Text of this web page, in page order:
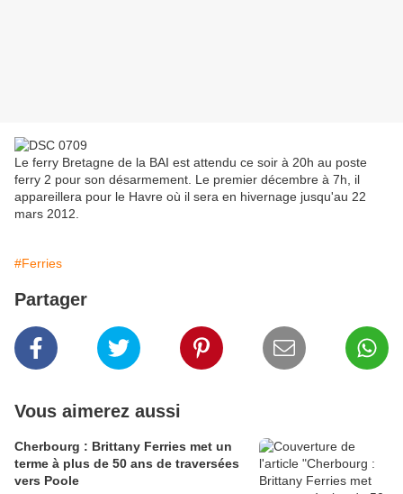
Le ferry Bretagne de la BAI est attendu ce soir à 20h au poste
ferry 2 pour son désarmement. Le premier décembre à 7h, il
appareillera pour le Havre où il sera en hivernage jusqu'au 22
mars 2012.
#Ferries
Partager
Vous aimerez aussi
Cherbourg : Brittany Ferries met un
terme à plus de 50 ans de traversées
vers Poole